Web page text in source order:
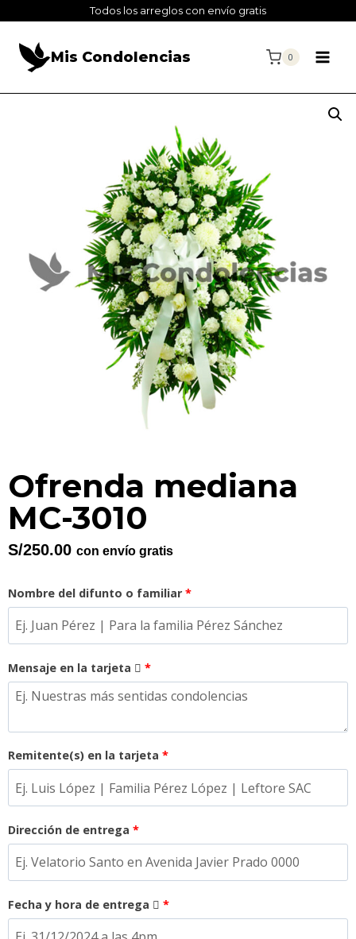
Todos los arreglos con envío gratis
Mis Condolencias 0
Ofrenda mediana
MC-3010
S/250.00 con envío gratis
Nombre del difunto o familiar *
Mensaje en la tarjeta *
Remitente(s) en la tarjeta *
Dirección de entrega *
Fecha y hora de entrega *